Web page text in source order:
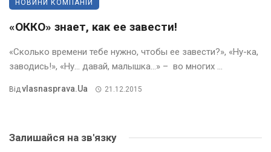
НОВИНИ КОМПАНІЙ
«ОККО» знает, как ее завести!
«Сколько времени тебе нужно, чтобы ее завести?», «Ну-ка,
заводись!», «Ну… давай, малышка…» – во многих ...
ВідVlasnasprava.ua 21.12.2015
Залишайся на зв'язку